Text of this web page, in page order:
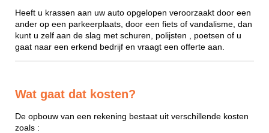
Heeft u krassen aan uw auto opgelopen veroorzaakt door een
ander op een parkeerplaats, door een fiets of vandalisme, dan
kunt u zelf aan de slag met schuren, polijsten , poetsen of u
gaat naar een erkend bedrijf en vraagt een offerte aan.
Wat gaat dat kosten?
De opbouw van een rekening bestaat uit verschillende kosten
zoals :